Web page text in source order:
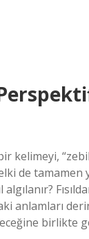
de tamamen
birlikte